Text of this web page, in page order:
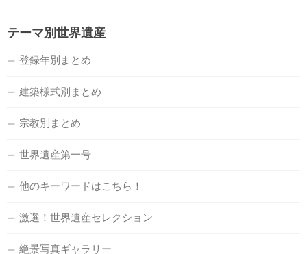
テーマ別世界遺産
登録年別まとめ
建築様式別まとめ
宗教別まとめ
世界遺産第一号
他のキーワードはこちら！
激選！世界遺産セレクション
絶景写真ギャラリー